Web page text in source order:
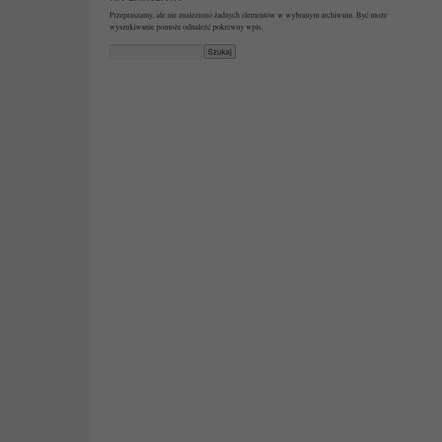
Przepraszamy, ale nie znaleziono żadnych elementów w wybranym archiwum. Być może
wyszukiwanie pomoże odnaleźć pokrewny wpis.